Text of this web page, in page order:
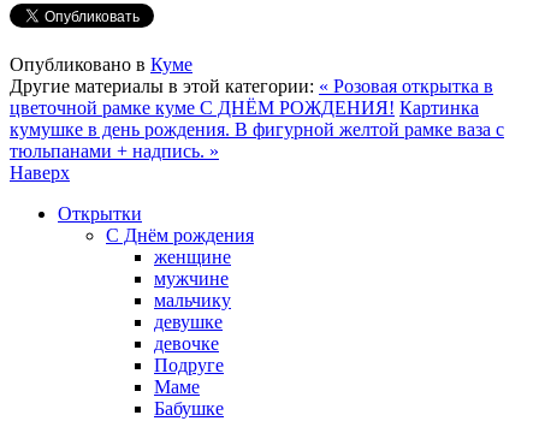
Опубликовано в Куме
Другие материалы в этой категории: « Розовая открытка в
цветочной рамке куме С ДНЁМ РОЖДЕНИЯ! Картинка
кумушке в день рождения. В фигурной желтой рамке ваза с
тюльпанами + надпись. »
Наверх
Открытки
С Днём рождения
женщине
мужчине
мальчику
девушке
девочке
Подруге
Маме
Бабушке